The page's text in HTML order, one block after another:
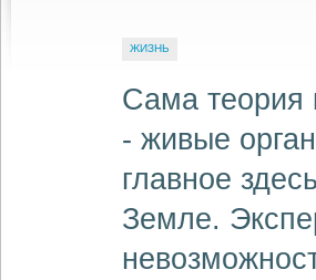
ЖИЗНЬ
Сама теория
- живые
главное
Земле.